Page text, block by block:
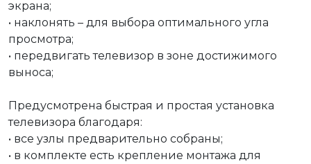
экрана;
• наклонять – для выбора оптимального угла
просмотра;
• передвигать телевизор в зоне достижимого
выноса;
Предусмотрена быстрая и простая установка
телевизора благодаря:
• все узлы предварительно собраны;
• в комплекте есть крепление монтажа для